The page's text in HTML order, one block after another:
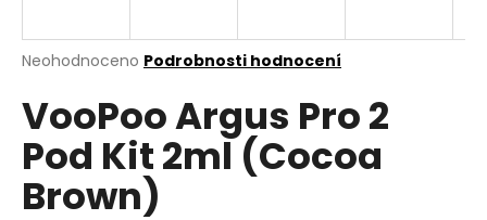
Průměrné
produktu
je
0,0
5
hvězdiček.
Neohodnoceno Podrobnosti hodnocení
VooPoo Argus Pro 2
Pod Kit 2ml (Cocoa
Brown)
j
t
?